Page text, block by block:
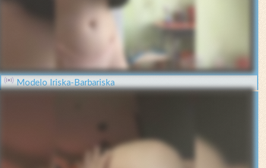
Modelo Iriska-Barbariska